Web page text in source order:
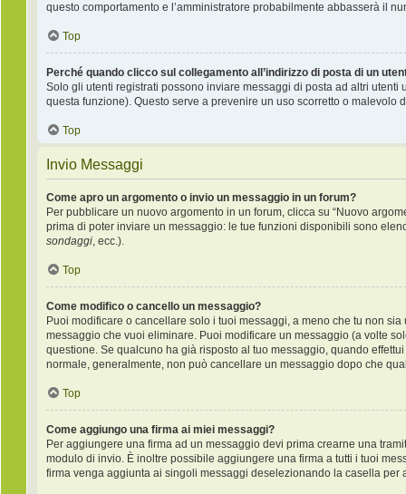
questo comportamento e l’amministratore probabilmente abbasserà il
Top
Perché quando clicco sul collegamento all’indirizzo di posta di un
Solo gli utenti registrati possono inviare messaggi di posta ad altri
questa funzione). Questo serve a prevenire un uso scorretto o malevolo
Top
Invio Messaggi
Come apro un argomento o invio un messaggio in un forum?
Per pubblicare un nuovo argomento in un forum, clicca su “Nuovo
prima di poter inviare un messaggio: le tue funzioni disponibili sono
sondaggi, ecc.).
Top
Come modifico o cancello un messaggio?
Puoi modificare o cancellare solo i tuoi messaggi, a meno che tu non
messaggio che vuoi eliminare. Puoi modificare un messaggio (a volte
questione. Se qualcuno ha già risposto al tuo messaggio, quando
normale, generalmente, non può cancellare un messaggio dopo che
Top
Come aggiungo una firma ai miei messaggi?
Per aggiungere una firma ad un messaggio devi prima crearne una
modulo di invio. È inoltre possibile aggiungere una firma a tutti i tuoi
firma venga aggiunta ai singoli messaggi deselezionando la casella per